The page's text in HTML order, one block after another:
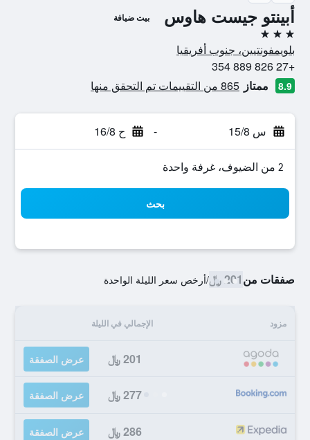
أبينتو جيست هاوس بيت ضيافة
3 نجوم
بلويمفونتيين، جنوب أفريقيا
+27 826 889 354
8.9 ممتاز 865 من التقييمات تم التحقق منها
س 15/8 - ح 16/8
2 من الضيوف، غرفة واحدة
بحث
صفقات من201 ﷼ /أرخص سعر الليلة الواحدة
مزود الإجمالي في الليلة
201 ﷼ عرض الصفقة
277 ﷼ عرض الصفقة
286 ﷼ عرض الصفقة